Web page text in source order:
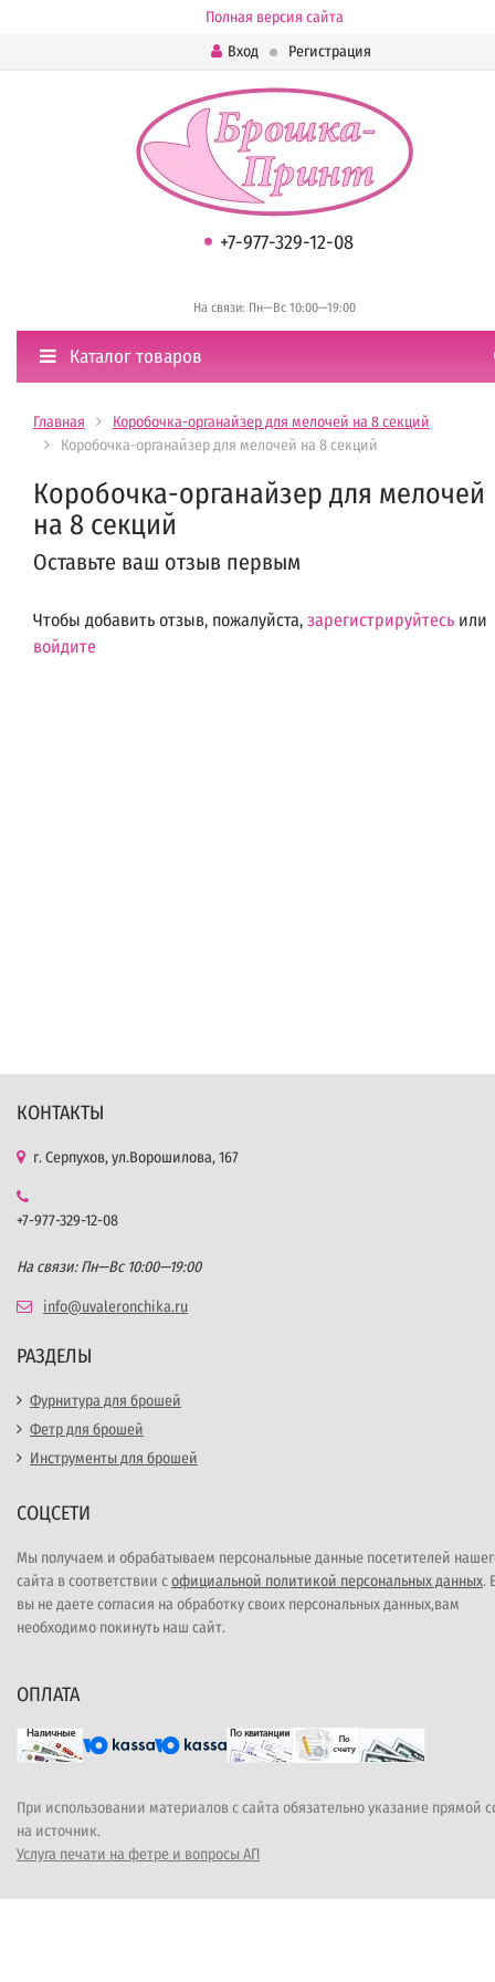
Полная версия сайта
Вход
Регистрация
+7-977-329-12-08
На связи: Пн—Вс 10:00—19:00
Каталог товаров
Главная
Коробочка-органайзер для мелочей на 8 секций
Коробочка-органайзер для мелочей на 8 секций
Коробочка-органайзер для мелочей
на 8 секций
Оставьте ваш отзыв первым
Чтобы добавить отзыв, пожалуйста, зарегистрируйтесь или
войдите
КОНТАКТЫ
г. Серпухов, ул.Ворошилова, 167
+7-977-329-12-08
На связи: Пн—Вс 10:00—19:00
info@uvaleronchika.ru
РАЗДЕЛЫ
Фурнитура для брошей
Фетр для брошей
Инструменты для брошей
СОЦСЕТИ
Мы получаем и обрабатываем персональные данные посетителей
сайта в соответствии софициальной политикой персональных данных.
вы не даете согласия на обработку своих персональных данных,вам
необходимо покинуть наш сайт.
ОПЛАТА
При использовании материалов с сайта обязательно указание прямой
на источник.
Услуга печати на фетре и вопросы АП